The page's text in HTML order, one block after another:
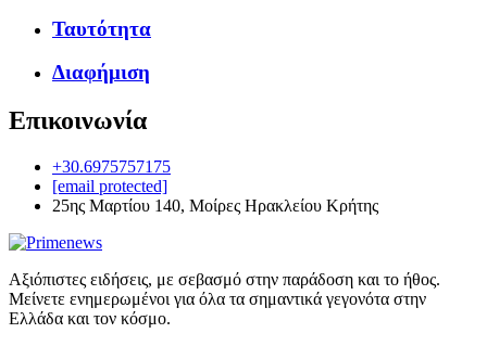
Ταυτότητα
Διαφήμιση
Επικοινωνία
+30.6975757175
[email protected]
25ης Μαρτίου 140, Μοίρες Ηρακλείου Κρήτης
Αξιόπιστες ειδήσεις, με σεβασμό στην παράδοση και το ήθος.
Μείνετε ενημερωμένοι για όλα τα σημαντικά γεγονότα στην
Ελλάδα και τον κόσμο.